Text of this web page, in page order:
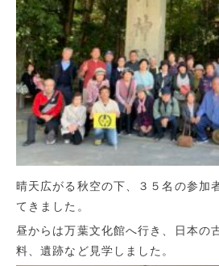
晴天広がる秋空の下、３５名の参加
てきました。
昼からは万葉文化館へ行き、日本の
料、遺跡など見学しました。